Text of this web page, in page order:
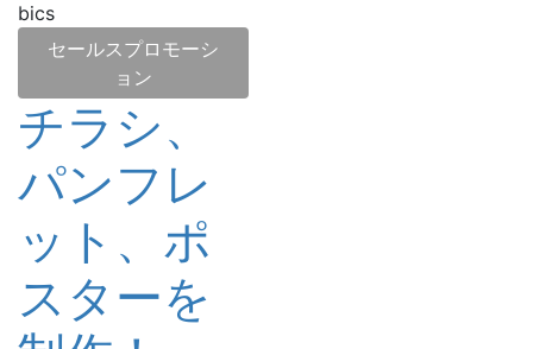
bics
セールスプロモーシ
ョン
チラシ、
パンフレ
ット、ポ
スターを